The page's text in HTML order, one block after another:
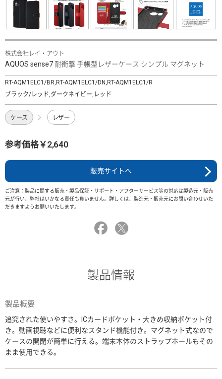
株式会社レイ・アウト
AQUOS sense7 耐衝撃 手帳型レザーケース シンプル マグネット
RT-AQM1ELC1/BR,RT-AQM1ELC1/DN,RT-AQM1ELC1/R
ブラック/レッド,ダークネイビー,レッド
ケース レザー
参考価格￥2,640
販売サイトへ
ご注意：製品に関する販売・製品保証・サポート・アフターサービス等の対応は製造元・販売
元が行い、弊社はいかなる責任も負いません。詳しくは、製造元・販売元にお問い合わせいた
だきますようお願いいたします。
製品情報
製品概要
追究された使いやすさ。ICカードポケット・大きめ収納ポケット付
き。動画視聴などに便利なスタンド機能付き。マグネット式なので
ケースの開閉が簡単に行える。端末本体のストラップホールもその
まま使用できる。